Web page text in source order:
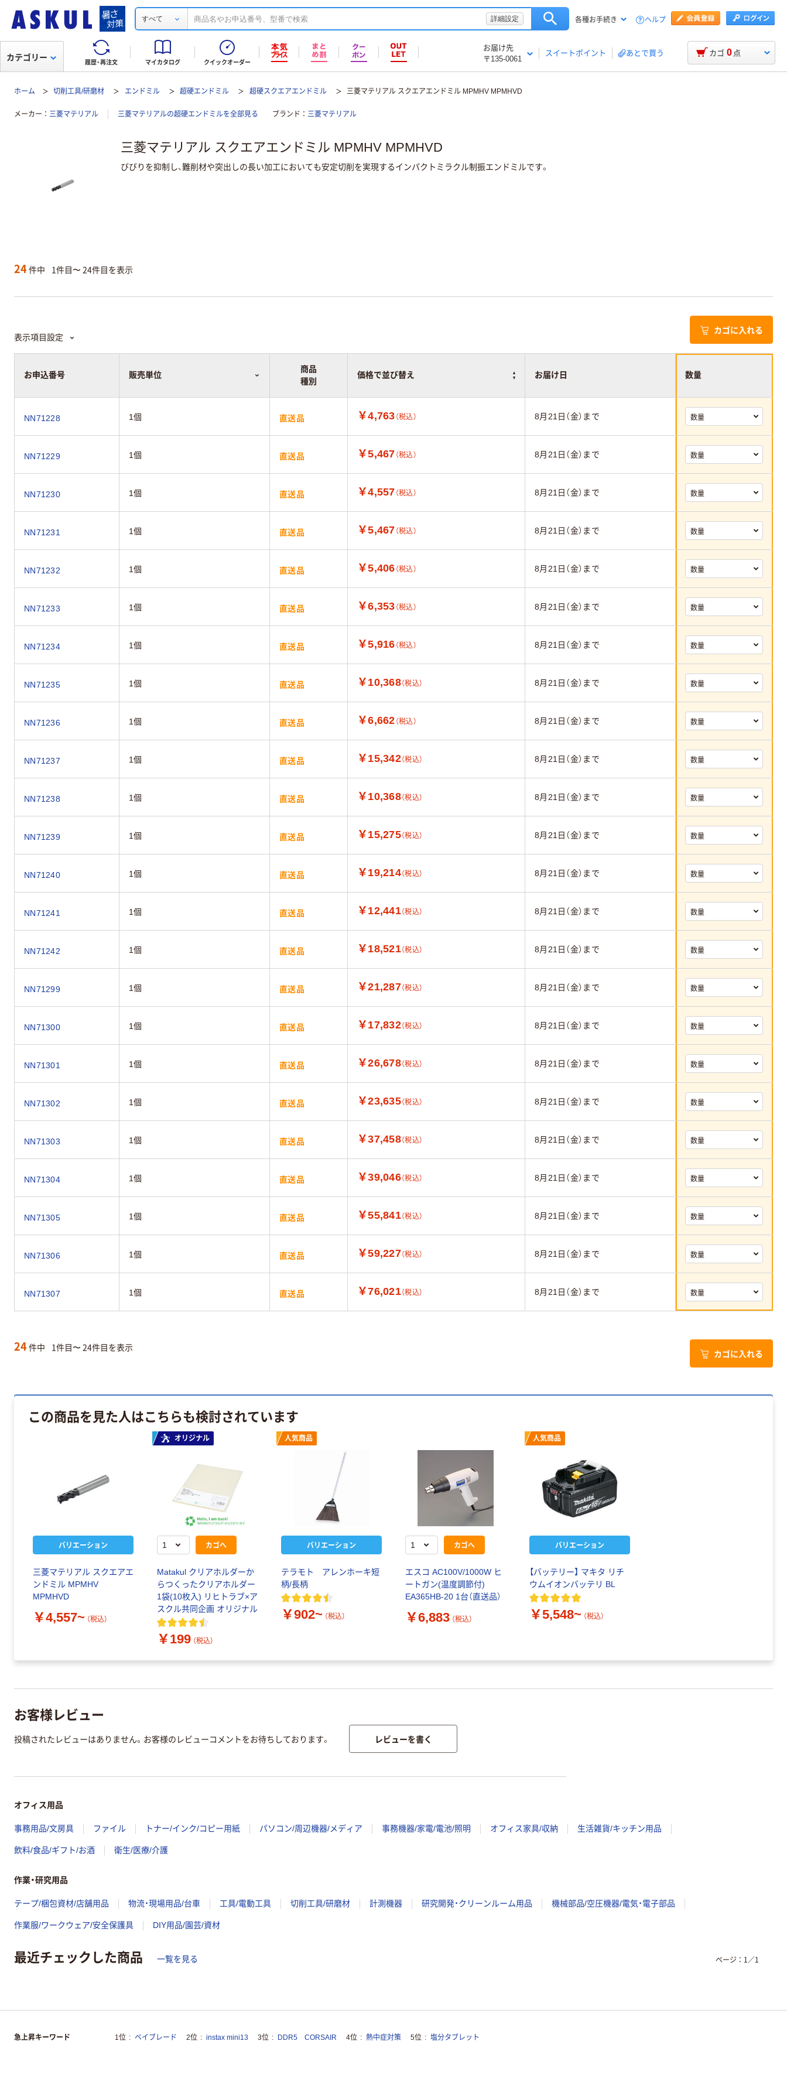
すべて 詳細設定 各種お手続き ヘルプ
履歴・再注文 マイカタログ クイックオーダー
お届け先
〒135-0061
スイートポイント あとで買う
カテゴリー カゴ 0 点
ホーム 切削工具/研磨材 エンドミル 超硬エンドミル 超硬スクエアエンドミル 三菱マテリアル スクエアエンドミル MPMHV MPMHVD
メーカー 三菱マテリアル 三菱マテリアルの超硬エンドミルを全部見る ブランド 三菱マテリアル
三菱マテリアル スクエアエンドミル MPMHV MPMHVD
びびりを抑制し、難削材や突出しの長い加工においても安定切削を実現するインパクトミラクル制振エンドミルです。
24 件中 1件目〜 24件目を表示
表示項目設定
カゴに入れる
お申込番号 販売単位
商品
種別
価格で並び替え お届け日 数量
NN71228 1個 直送品 ￥4,763 （税込） 8月21日（金）まで
NN71229 1個 直送品 ￥5,467 （税込） 8月21日（金）まで
NN71230 1個 直送品 ￥4,557 （税込） 8月21日（金）まで
NN71231 1個 直送品 ￥5,467 （税込） 8月21日（金）まで
NN71232 1個 直送品 ￥5,406 （税込） 8月21日（金）まで
NN71233 1個 直送品 ￥6,353 （税込） 8月21日（金）まで
NN71234 1個 直送品 ￥5,916 （税込） 8月21日（金）まで
NN71235 1個 直送品 ￥10,368（税込） 8月21日（金）まで
NN71236 1個 直送品 ￥6,662 （税込） 8月21日（金）まで
NN71237 1個 直送品 ￥15,342（税込） 8月21日（金）まで
NN71238 1個 直送品 ￥10,368（税込） 8月21日（金）まで
NN71239 1個 直送品 ￥15,275（税込） 8月21日（金）まで
NN71240 1個 直送品 ￥19,214（税込） 8月21日（金）まで
NN71241 1個 直送品 ￥12,441（税込） 8月21日（金）まで
NN71242 1個 直送品 ￥18,521（税込） 8月21日（金）まで
NN71299 1個 直送品 ￥21,287（税込） 8月21日（金）まで
NN71300 1個 直送品 ￥17,832（税込） 8月21日（金）まで
NN71301 1個 直送品 ￥26,678（税込） 8月21日（金）まで
NN71302 1個 直送品 ￥23,635（税込） 8月21日（金）まで
NN71303 1個 直送品 ￥37,458（税込） 8月21日（金）まで
NN71304 1個 直送品 ￥39,046（税込） 8月21日（金）まで
NN71305 1個 直送品 ￥55,841（税込） 8月21日（金）まで
NN71306 1個 直送品 ￥59,227（税込） 8月21日（金）まで
NN71307 1個 直送品 ￥76,021（税込） 8月21日（金）まで
24 件中 1件目〜 24件目を表示
カゴに入れる
この商品を見た人はこちらも検討されています
バリエーション
三菱マテリアル スクエアエ
ンドミル MPMHV
MPMHVD
￥4,557~ （税込）
オリジナル
カゴへ
Matakul クリアホルダーか
らつくったクリアホルダー
1袋(10枚入) リヒトラブ×ア
スクル共同企画 オリジナル
￥199 （税込）
人気商品
バリエーション
テラモト アレンホーキ短
柄/長柄
￥902~ （税込）
カゴへ
エスコ AC100V/1000W ヒ
ートガン(温度調節付)
EA365HB-20 1台（直送品）
￥6,883 （税込）
人気商品
バリエーション
【バッテリー】 マキタ リチ
ウムイオンバッテリ BL
￥5,548~ （税込）
お客様レビュー
投稿されたレビューはありません。お客様のレビューコメントをお待ちしております。 レビューを書く
オフィス用品
事務用品/文房具 ファイル トナー/インク/コピー用紙 パソコン/周辺機器/メディア 事務機器/家電/電池/照明 オフィス家具/収納 生活雑貨/キッチン用品
飲料/食品/ギフト/お酒 衛生/医療/介護
作業・研究用品
テープ/梱包資材/店舗用品 物流・現場用品/台車 工具/電動工具 切削工具/研磨材 計測機器 研究開発・クリーンルーム用品 機械部品/空圧機器/電気・電子部品
作業服/ワークウェア/安全保護具 DIY用品/園芸/資材
最近チェックした商品 一覧を見る ページ： 1 ／1
急上昇キーワード 1位 ベイブレード 2位 instax mini13 3位 DDR5 CORSAIR 4位 熱中症対策 5位 塩分タブレット